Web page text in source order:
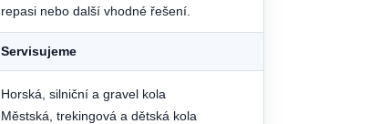
repasi nebo další vhodné řešení.
Servisujeme
Horská, silniční a gravel kola
Městská, trekingová a dětská kola